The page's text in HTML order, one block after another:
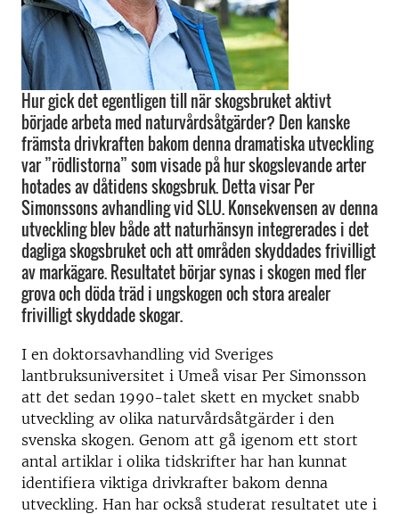
Hur gick det egentligen till när skogsbruket aktivt
började arbeta med naturvårdsåtgärder? Den kanske
främsta drivkraften bakom denna dramatiska utveckling
var ”rödlistorna” som visade på hur skogslevande arter
hotades av dåtidens skogsbruk. Detta visar Per
Simonssons avhandling vid SLU. Konsekvensen av denna
utveckling blev både att naturhänsyn integrerades i det
dagliga skogsbruket och att områden skyddades frivilligt
av markägare. Resultatet börjar synas i skogen med fler
grova och döda träd i ungskogen och stora arealer
frivilligt skyddade skogar.
I en doktorsavhandling vid Sveriges
lantbruksuniversitet i Umeå visar Per Simonsson
att det sedan 1990-talet skett en mycket snabb
utveckling av olika naturvårdsåtgärder i den
svenska skogen. Genom att gå igenom ett stort
antal artiklar i olika tidskrifter har han kunnat
identifiera viktiga drivkrafter bakom denna
utveckling. Han har också studerat resultatet ute i